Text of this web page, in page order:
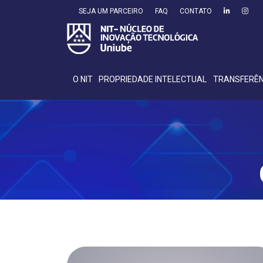
SEJA UM PARCEIRO FAQ CONTATO
O NIT PROPRIEDADE INTELECTUAL